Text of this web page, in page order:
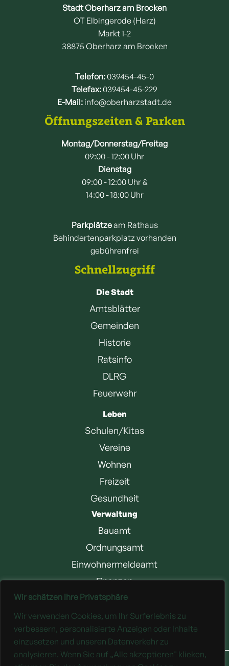
Wir schätzen Ihre Privatsphäre
Wir verwenden Cookies, um Ihr Surferlebnis zu
verbessern, personalisierte Anzeigen oder Inhalte
einzusetzen und unseren Datenverkehr zu
analysieren. Wenn Sie auf „Alle akzeptieren" klicken,
Stadt Oberharz am Brocken
OT Elbingerode (Harz)
Markt 1-2
38875 Oberharz am Brocken
Telefon:039454-45-0
Telefax:039454-45-229
E-Mail: info@oberharzstadt.de
Öffnungszeiten & Parken
Montag/Donnerstag/Freitag
09:00 - 12:00 Uhr
Dienstag
09:00 - 12:00 Uhr &
14:00 - 18:00 Uhr
Parkplätzeam Rathaus
Behindertenparkplatz vorhanden
gebührenfrei
Schnellzugriff
Die Stadt
Amtsblätter
Gemeinden
Historie
Ratsinfo
DLRG
Feuerwehr
Leben
Schulen/Kitas
Vereine
Wohnen
Freizeit
Gesundheit
Verwaltung
Bauamt
Ordnungsamt
Einwohnermeldeamt
Finanzen
Jobangebote
Downloads